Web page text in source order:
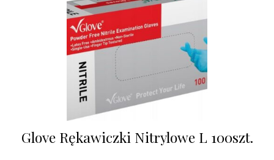
Glove Rękawiczki Nitrylowe L 100szt.